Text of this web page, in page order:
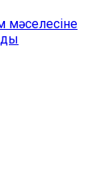
мәселесіне